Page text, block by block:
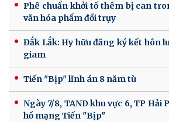
Phê chuẩn khởi tố thêm bị can
văn hóa phẩm đồi trụy
Đắk Lắk: Hy hữu đăng ký kết hôn
giam
Tiến "Bịp" lĩnh án 8 năm tù
Ngày 7/8, TAND khu vực 6, TP
hồ mạng Tiến "Bịp"